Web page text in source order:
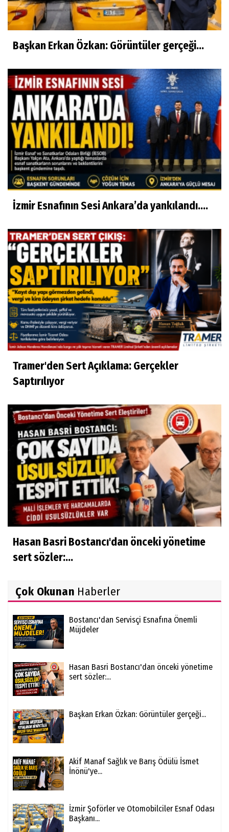
Başkan Erkan Özkan: Görüntüler gerçeği...
İzmir Esnafının Sesi Ankara’da yankılandı….
Tramer'den Sert Açıklama: Gerçekler
Saptırılıyor
Hasan Basri Bostancı'dan önceki yönetime
sert sözler:...
Çok Okunan Haberler
Bostancı'dan Servisçi Esnafına Önemli
Müjdeler
Hasan Basri Bostancı'dan önceki yönetime
sert sözler:...
Başkan Erkan Özkan: Görüntüler gerçeği...
Akif Manaf Sağlık ve Barış Ödülü İsmet
İnönü'ye...
İzmir Şoförler ve Otomobilciler Esnaf Odası
Başkanı...